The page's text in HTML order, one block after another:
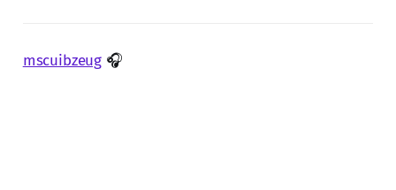
mscuibzeug 🎧